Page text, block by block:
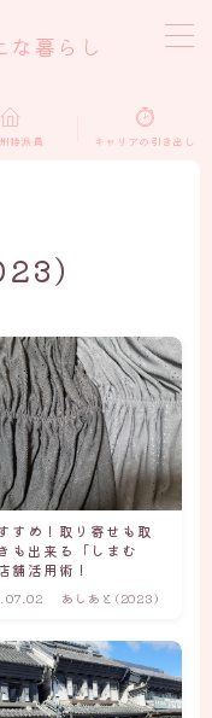
な暮らし
特派員 キャリアの引き出し
すめ！取り寄せも取
も出来る「しまむ
舗活用術！
あしあと(2023)